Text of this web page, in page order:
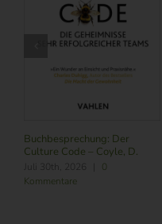
Buchbesprechung: Der
Culture Code – Coyle, D.
Juli 30th, 2026
0
Kommentare